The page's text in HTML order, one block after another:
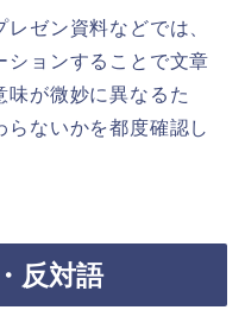
ゼン資料などでは、
ションすることで文章
味が微妙に異なるた
ないかを都度確認し
反対語